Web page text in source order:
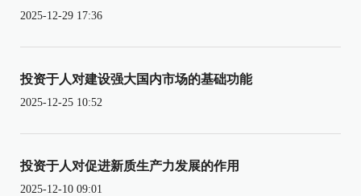
2025-12-29 17:36
投资于人对建设强大国内市场的基础功能
2025-12-25 10:52
投资于人对促进新质生产力发展的作用
2025-12-10 09:01